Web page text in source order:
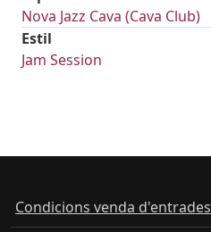
Nova Jazz Cava (Cava Club)
Estil
Jam Session
Condicions venda d'entrades